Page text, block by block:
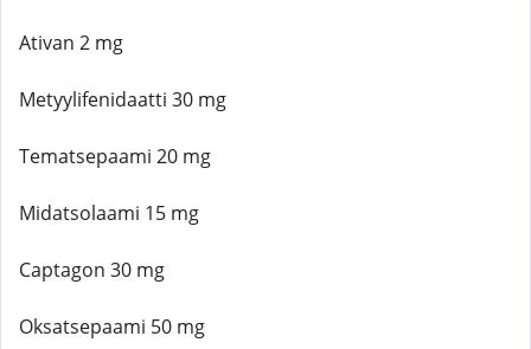
Ativan 2 mg
Metyylifenidaatti 30 mg
Tematsepaami 20 mg
Midatsolaami 15 mg
Captagon 30 mg
Oksatsepaami 50 mg